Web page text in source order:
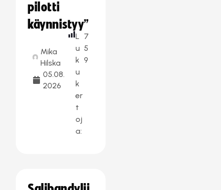
pilotti
käynnistyy”
Mika
Hilska
05.08.
2026
L
u
k
u
k
er
t
oj
a:
7
5
9